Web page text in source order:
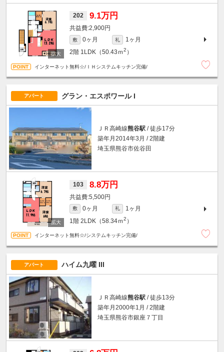
202 9.1万円
2,900円
敷 0ヶ月 礼
1ヶ月
2階 1LDK（50.43ｍ2 ）
インターネット無料☆/ＩＨシステムキッチン完備/
アパート グラン・エスポワール I
ＪＲ高崎線熊谷駅 / 徒歩17分
築年月2014年3月 / 2階建
埼玉県熊谷市佐谷田
103 8.8万円
5,500円
敷 0ヶ月 礼
1ヶ月
1階 2LDK（58.34ｍ2 ）
インターネット無料☆/システムキッチン完備/
アパート ハイム九曜 III
ＪＲ高崎線熊谷駅 / 徒歩13分
築年月2000年1月 / 2階建
埼玉県熊谷市銀座７丁目